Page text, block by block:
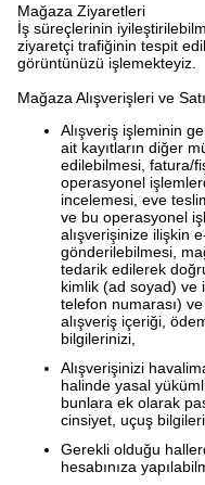
Mağaza Ziyaretleri
İş süreçlerinin
ziyaretçi trafiğinin tespit
görüntünüzü işlemekteyiz.
Mağaza Alışverişleri ve
Alışveriş işleminin
ait kayıtların diğer
edilebilmesi, fatura/
operasyonel
incelemesi, eve
ve bu operasyonel
alışverişinize ilişkin
gönderilebilmesi,
tedarik edilerek
kimlik (ad soyad) ve
telefon numarası) ve
alışveriş içeriği,
bilgilerinizi,
Alışverişinizi
halinde yasal
bunlara ek olarak
cinsiyet, uçuş
Gerekli olduğu
hesabınıza